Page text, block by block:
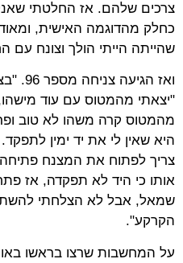
צרכים שלהם. אז החלטתי
כחלק מהדוגמה האישית,
שהייתה הייתי הולך וצונח עם
ואז
"יצאתי מהמטוס עם עוד מישהו,
מהמטוס קרה משהו לא טוב
צריך לפתוח את המצנח
אותו כי היד לא תפקדה, אז
שמאל, אבל לא הצלחתי
הקרקע".
על המחשבות שרצו בראשו